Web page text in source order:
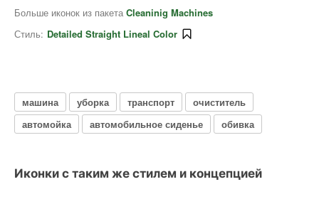
Больше иконок из пакета Cleaninig Machines
Стиль: Detailed Straight Lineal Color
машина уборка транспорт
очиститель
автомойка
автомобильное сиденье обивка
Иконки с таким же стилем и концепцией